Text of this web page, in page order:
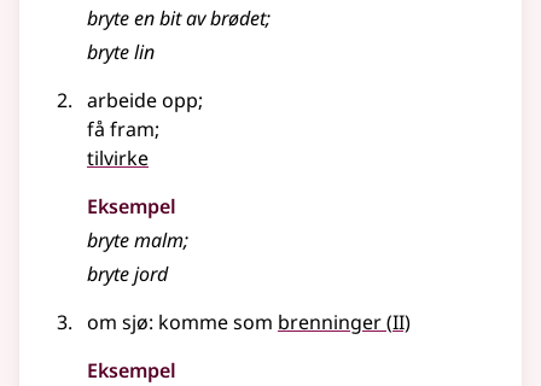
bryte en bit av brødet;
bryte lin
arbeide opp;
få fram;
tilvirke
Eksempel
brytemalm;
bryte jord
om sjø: komme som brenninger(2
II)
Eksempel